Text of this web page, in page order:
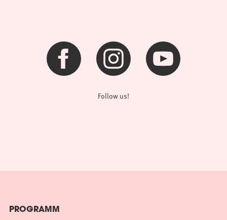
Follow us!
PROGRAMM